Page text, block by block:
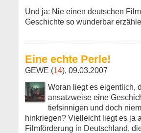
Und ja: Nie einen deutschen
Geschichte so wunderbar
Eine echte Perle!
GEWE (14), 09.03.2007
Woran liegt es eigentlich,
ansatzweise eine
tiefsinnigen und doch
hinkriegen? Vielleicht liegt es ja
Filmförderung in Deutschland,